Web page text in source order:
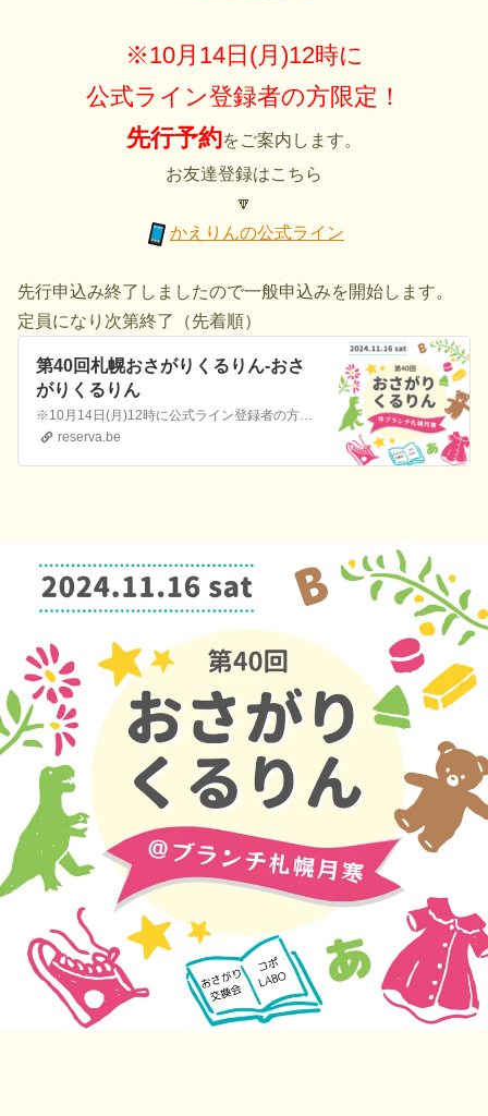
※10月14日(月)12時に
公式ライン登録者の方限定！
先行予約をご案内します。
お友達登録はこちら
🔽
かえりんの公式ライン
先行申込み終了しましたので一般申込みを開始します。
定員になり次第終了（先着順）
第40回札幌おさがりくるりん-おさ
がりくるりん
※10月14日(月)12時に公式ライン登録者の方限定の先行予約をご案内します。 それまではお申し込みいただけません。 間違って申込まれた場合キャンセルといたしますのでご了承ください。 第40回札幌おさがりくるりん〜おさがり交換会〜 ＠ブランチ札幌月寒コポLABO ✼••┈┈┈┈••✼••┈┈┈┈••✼ ■日時：2024年11月16日(土)10…
reserva.be